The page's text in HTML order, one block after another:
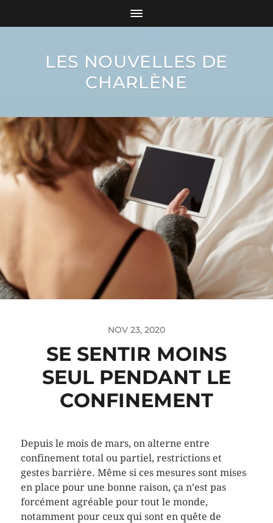
LES NOUVELLES DE
CHARLÈNE
NOV 23, 2020
SE SENTIR MOINS
SEUL PENDANT LE
CONFINEMENT
Depuis le mois de mars, on alterne entre
confinement total ou partiel, restrictions et
gestes barrière. Même si ces mesures sont mises
en place pour une bonne raison, ça n’est pas
forcément agréable pour tout le monde,
notamment pour ceux qui sont en quête de